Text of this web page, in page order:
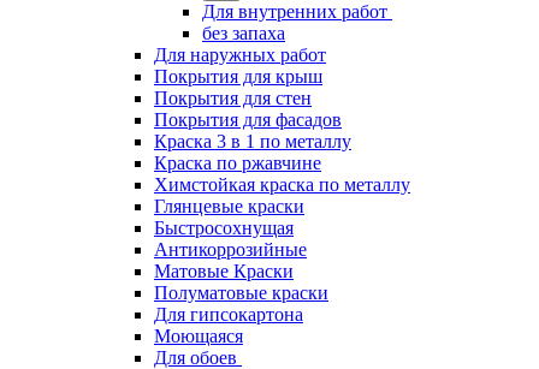
Для внутренних работ
без запаха
Для наружных работ
Покрытия для крыш
Покрытия для стен
Покрытия для фасадов
Краска 3 в 1 по металлу
Краска по ржавчине
Химстойкая краска по металлу
Глянцевые краски
Быстросохнущая
Антикоррозийные
Матовые Краски
Полуматовые краски
Для гипсокартона
Моющаяся
Для обоев